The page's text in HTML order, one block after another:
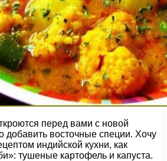
перед вами с новой
добавить восточные специи. Хочу
индийской кухни, как
тушеные картофель и капуста.